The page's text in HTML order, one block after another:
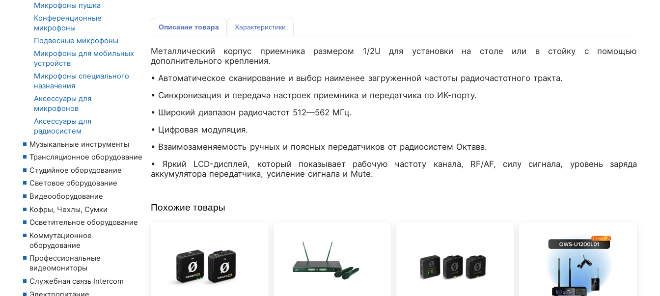
Микрофоны пушка
Конференционные
микрофоны
Подвесные микрофоны
Микрофоны для мобильных
устройств
Микрофоны специального
назначения
Аксессуары для
микрофонов
Аксессуары для
радиосистем
Музыкальные инструменты
Трансляционное оборудование
Студийное оборудование
Световое оборудование
Видеооборудование
Кофры, Чехлы, Сумки
Осветительное оборудование
Коммутационное
оборудование
Профессиональные
видеомониторы
Служебная связь Intercom
Описание товара Характеристики
Металлический корпус приемника размером 1/2U для установки на столе или в стойку с помощью
дополнительного крепления.
• Автоматическое сканирование и выбор наименее загруженной частоты радиочастотного тракта.
• Синхронизация и передача настроек приемника и передатчика по ИК-порту.
• Широкий диапазон радиочастот 512—562 МГц.
• Цифровая модуляция.
• Взаимозаменяемость ручных и поясных передатчиков от радиосистем Октава.
• Яркий LCD-дисплей, который показывает рабочую частоту канала, RF/AF, силу сигнала, уровень заряда
аккумулятора передатчика, усиление сигнала и Mute.
Похожие товары